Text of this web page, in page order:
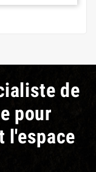
de
pour
l'espace